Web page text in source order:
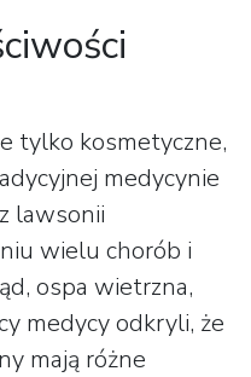
tylko kosmetyczne,
medycynie
lawsonii
wielu chorób i
ospa wietrzna,
medycy odkryli, że
mają różne